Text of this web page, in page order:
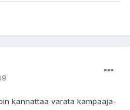
kannattaa varata kampaaja-